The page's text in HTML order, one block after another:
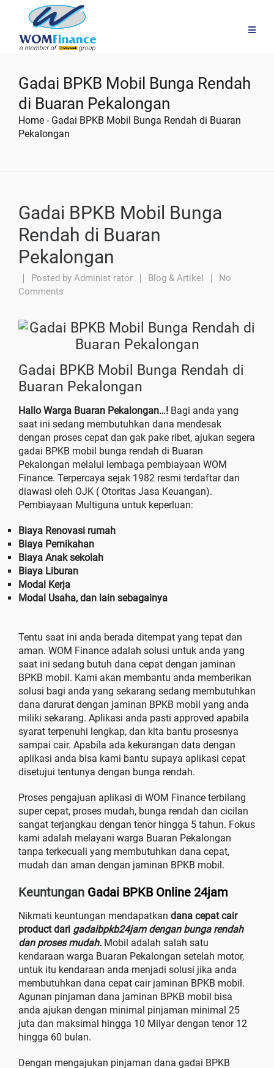
Gadai BPKB Mobil Bunga Rendah
di Buaran Pekalongan
Home - Gadai BPKB Mobil Bunga Rendah di Buaran
Pekalongan
Gadai BPKB Mobil Bunga
Rendah di Buaran
Pekalongan
Posted by Administ rator Blog & Artikel
No
Comments
Gadai BPKB Mobil Bunga Rendah di
Buaran Pekalongan
Hallo Warga Buaran Pekalongan…! Bagi anda yang
saat ini sedang membutuhkan dana mendesak
dengan proses cepat dan gak pake ribet, ajukan segera
gadai BPKB mobil bunga rendah di Buaran
Pekalongan melalui lembaga pembiayaan WOM
Finance. Terpercaya sejak 1982 resmi terdaftar dan
diawasi oleh OJK ( Otoritas Jasa Keuangan).
Pembiayaan Multiguna untuk keperluan:
Biaya Renovasi rumah
Biaya Pernikahan
Biaya Anak sekolah
Biaya Liburan
Modal Kerja
Modal Usaha, dan lain sebagainya
Tentu saat ini anda berada ditempat yang tepat dan
aman. WOM Finance adalah solusi untuk anda yang
saat ini sedang butuh dana cepat dengan jaminan
BPKB mobil. Kami akan membantu anda memberikan
solusi bagi anda yang sekarang sedang membutuhkan
dana darurat dengan jaminan BPKB mobil yang anda
miliki sekarang. Aplikasi anda pasti approved apabila
syarat terpenuhi lengkap, dan kita bantu prosesnya
sampai cair. Apabila ada kekurangan data dengan
aplikasi anda bisa kami bantu supaya aplikasi cepat
disetujui tentunya dengan bunga rendah.
Proses pengajuan aplikasi di WOM Finance terbilang
super cepat, proses mudah, bunga rendah dan cicilan
sangat terjangkau dengan tenor hingga 5 tahun. Fokus
kami adalah melayani warga Buaran Pekalongan
tanpa terkecuali yang membutuhkan dana cepat,
mudah dan aman dengan jaminan BPKB mobil.
Keuntungan Gadai BPKB Online 24jam
Nikmati keuntungan mendapatkan dana cepat cair
product dari gadaibpkb24jam dengan bunga rendah
dan proses mudah. Mobil adalah salah satu
kendaraan warga Buaran Pekalongan setelah motor,
untuk itu kendaraan anda menjadi solusi jika anda
membutuhkan dana cepat cair jaminan BPKB mobil.
Agunan pinjaman dana jaminan BPKB mobil bisa
anda ajukan dengan minimal pinjaman minimal 25
juta dan maksimal hingga 10 Milyar dengan tenor 12
hingga 60 bulan.
Dengan mengajukan pinjaman dana gadai BPKB